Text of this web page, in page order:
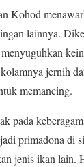
Kohod
lainnya.
jernih
memancing.
pada
primadona di
jenis ikan lain.